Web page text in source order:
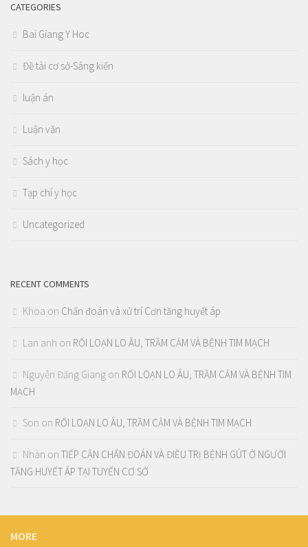
CATEGORIES
Bai Giang Y Hoc
Đề tài cơ sở-Sáng kiến
luận án
Luận văn
Sách y học
Tạp chí y học
Uncategorized
RECENT COMMENTS
Khoa on Chẩn đoán và xử trí Cơn tăng huyết áp
Lan anh on RỐI LOẠN LO ÂU, TRẦM CẢM VÀ BỆNH TIM MẠCH
Nguyễn Đăng Giang on RỐI LOẠN LO ÂU, TRẦM CẢM VÀ BỆNH TIM
MẠCH
Son on RỐI LOẠN LO ÂU, TRẦM CẢM VÀ BỆNH TIM MẠCH
Nhàn on TIẾP CẬN CHẨN ĐOÁN VÀ ĐIỀU TRỊ BỆNH GÚT Ở NGƯỜI
TĂNG HUYẾT ÁP TẠI TUYẾN CƠ SỞ
MORE